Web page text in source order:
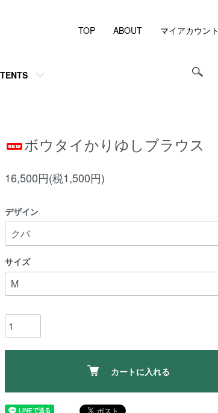
TOP ABOUT マイアカウント
ボウタイかりゆしブラウス
16,500円(税1,500円)
デザイン
サイズ
カートに入れる